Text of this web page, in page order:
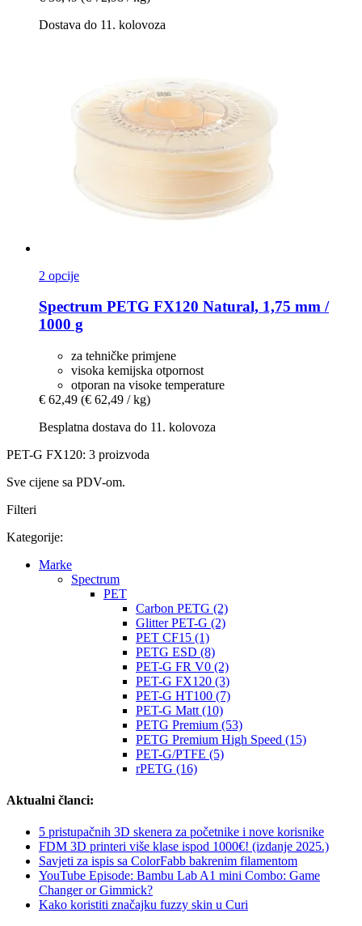
Dostava do 11. kolovoza
2 opcije
Spectrum PETG FX120 Natural, 1,75 mm /
1000 g
za tehničke primjene
visoka kemijska otpornost
otporan na visoke temperature
€ 62,49 (€ 62,49 / kg)
Besplatna dostava do 11. kolovoza
PET-G FX120: 3 proizvoda
Sve cijene sa PDV-om.
Filteri
Kategorije:
Marke
Spectrum
PET
Carbon PETG (2)
Glitter PET-G (2)
PET CF15 (1)
PETG ESD (8)
PET-G FR V0 (2)
PET-G FX120 (3)
PET-G HT100 (7)
PET-G Matt (10)
PETG Premium (53)
PETG Premium High Speed (15)
PET-G/PTFE (5)
rPETG (16)
Aktualni članci:
5 pristupačnih 3D skenera za početnike i nove korisnike
FDM 3D printeri više klase ispod 1000€! (izdanje 2025.)
Savjeti za ispis sa ColorFabb bakrenim filamentom
YouTube Episode: Bambu Lab A1 mini Combo: Game
Changer or Gimmick?
Kako koristiti značajku fuzzy skin u Curi